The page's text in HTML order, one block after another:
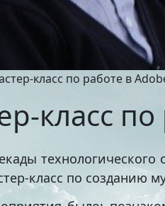
класс по работе в
класс
класс по созданию